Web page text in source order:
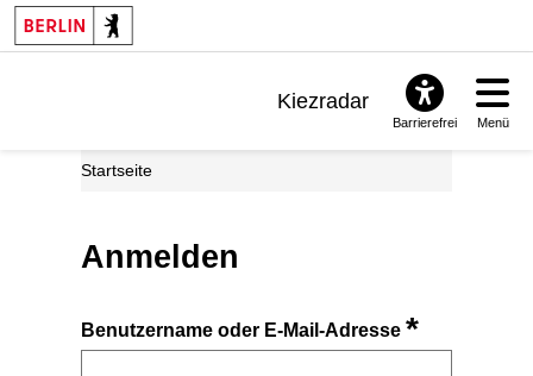
Kiezradar
Barrierefrei Menü
Startseite
Anmelden
Benutzername oder E-Mail-Adresse*